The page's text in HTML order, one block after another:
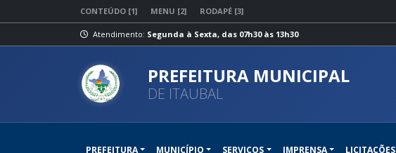
CONTEÚDO [1] MENU [2] RODAPÉ [3]
Atendimento: Segunda à Sexta, das 07h30 às 13h30
PREFEITURA MUNICIPAL
DE ITAUBAL
PREFEITURA MUNICÍPIO SERVIÇOS IMPRENSA LICITAÇÕES